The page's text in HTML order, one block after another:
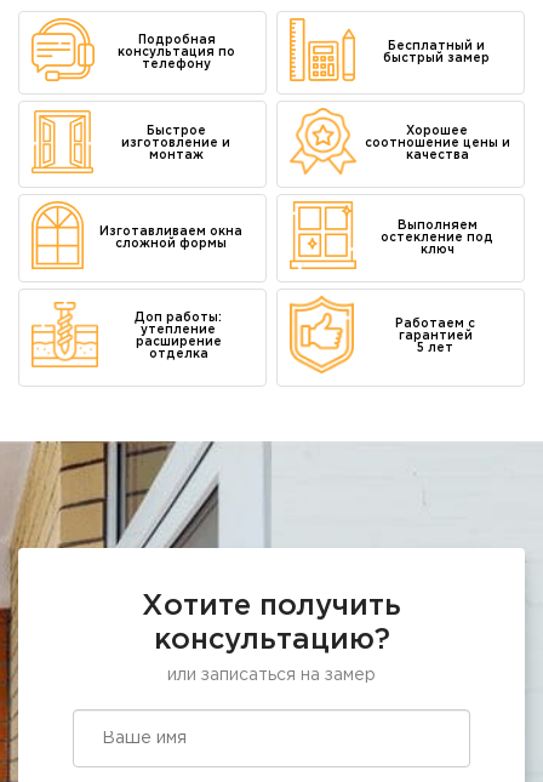
Подробная
консультация по
телефону
Бесплатный и
быстрый замер
Быстрое
изготовление и
монтаж
Хорошее
соотношение цены и
качества
Изготавливаем окна
сложной формы
Выполняем
остекление под
ключ
Доп работы:
утепление
расширение
отделка
Работаем с
гарантией
5 лет
Хотите получить
консультацию?
или записаться на замер